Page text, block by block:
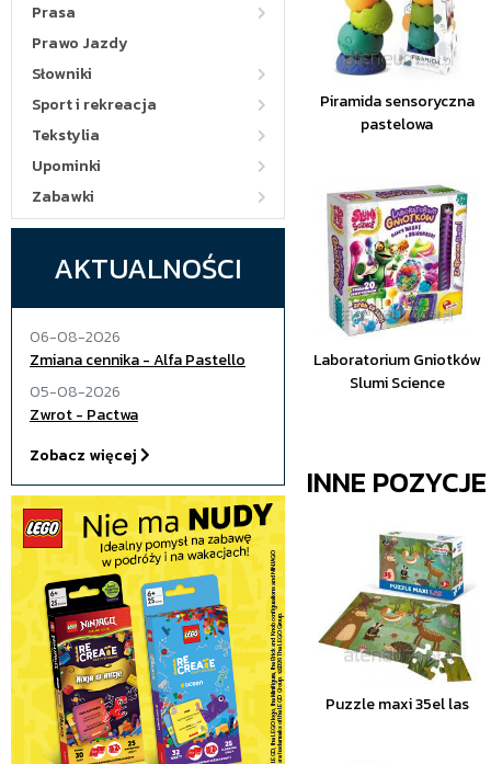
Prasa
Prawo Jazdy
Słowniki
Sport i rekreacja
Tekstylia
Upominki
Zabawki
AKTUALNOŚCI
06-08-2026
Zmiana cennika - Alfa Pastello
05-08-2026
Zwrot - Pactwa
Zobacz więcej
Piramida sensoryczna
pastelowa
Laboratorium Gniotków
Slumi Science
INNE
Puzzle maxi 35el las